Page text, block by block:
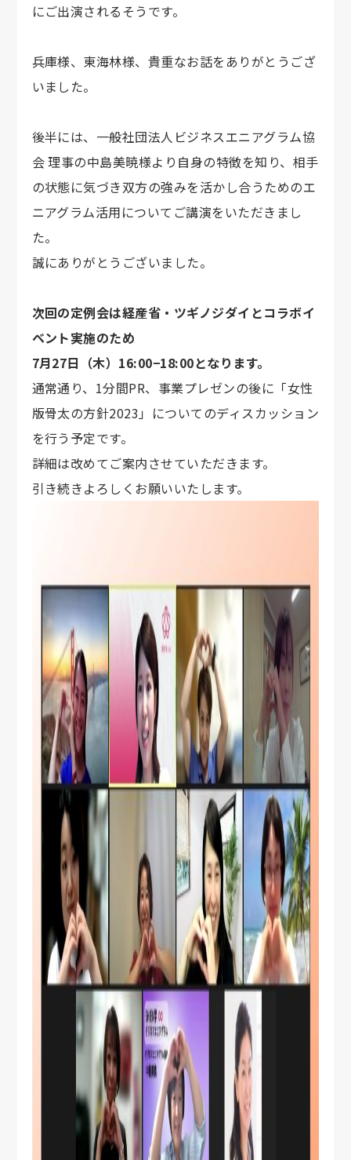
にご出演されるそうです。
兵庫様、東海林様、貴重なお話をありがとうござ
いました。
後半には、一般社団法人ビジネスエニアグラム協
会 理事の中島美暁様より自身の特徴を知り、相手
の状態に気づき双方の強みを活かし合うためのエ
ニアグラム活用についてご講演をいただきまし
た。
誠にありがとうございました。
次回の定例会は経産省・ツギノジダイとコラボイ
ベント実施のため
7月27日（木）16:00−18:00となります。
通常通り、1分間PR、事業プレゼンの後に「女性
版骨太の方針2023」についてのディスカッション
を行う予定です。
詳細は改めてご案内させていただきます。
引き続きよろしくお願いいたします。